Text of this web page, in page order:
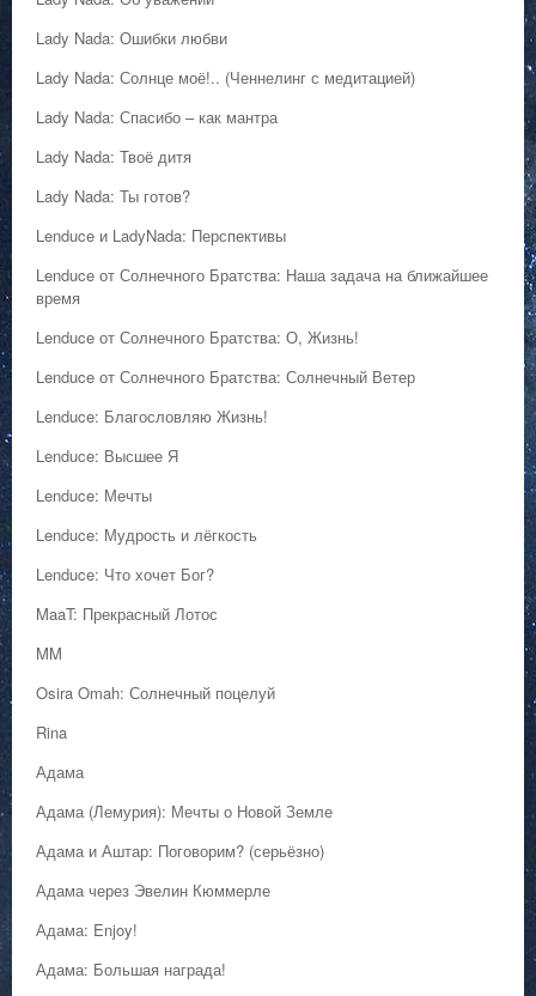
Lady Nada: Ошибки любви
Lady Nada: Солнце моё!.. (Ченнелинг с медитацией)
Lady Nada: Спасибо – как мантра
Lady Nada: Твоё дитя
Lady Nada: Ты готов?
Lenduce и LadyNada: Перспективы
Lenduce от Солнечного Братства: Наша задача на ближайшее
время
Lenduce от Солнечного Братства: О, Жизнь!
Lenduce от Солнечного Братства: Солнечный Ветер
Lenduce: Благословляю Жизнь!
Lenduce: Высшее Я
Lenduce: Мечты
Lenduce: Мудрость и лёгкость
Lenduce: Что хочет Бог?
MaaT: Прекрасный Лотос
MM
Osira Omah: Солнечный поцелуй
Rina
Адама
Адама (Лемурия): Мечты о Новой Земле
Адама и Аштар: Поговорим? (серьёзно)
Адама через Эвелин Кюммерле
Адама: Enjoy!
Адама: Большая награда!